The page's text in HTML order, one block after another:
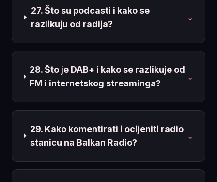
27. Što su podcasti i kako se
razlikuju od radija?
⌄
28. Što je DAB+ i kako se razlikuje od
FM i internetskog streaminga?
⌄
29. Kako komentirati i ocijeniti radio
stanicu na Balkan Radio?
⌄